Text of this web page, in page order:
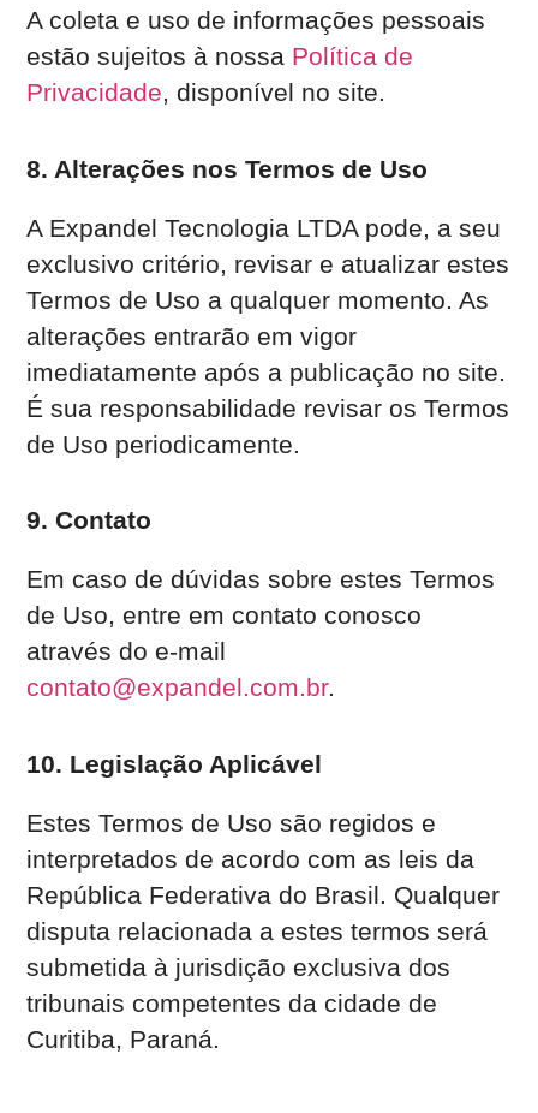
A coleta e uso de informações pessoais
estão sujeitos à nossa Política de
Privacidade, disponível no site.
8. Alterações nos Termos de Uso
A Expandel Tecnologia LTDA pode, a seu
exclusivo critério, revisar e atualizar estes
Termos de Uso a qualquer momento. As
alterações entrarão em vigor
imediatamente após a publicação no site.
É sua responsabilidade revisar os Termos
de Uso periodicamente.
9. Contato
Em caso de dúvidas sobre estes Termos
de Uso, entre em contato conosco
através do e-mail
contato@expandel.com.br.
10. Legislação Aplicável
Estes Termos de Uso são regidos e
interpretados de acordo com as leis da
República Federativa do Brasil. Qualquer
disputa relacionada a estes termos será
submetida à jurisdição exclusiva dos
tribunais competentes da cidade de
Curitiba, Paraná.